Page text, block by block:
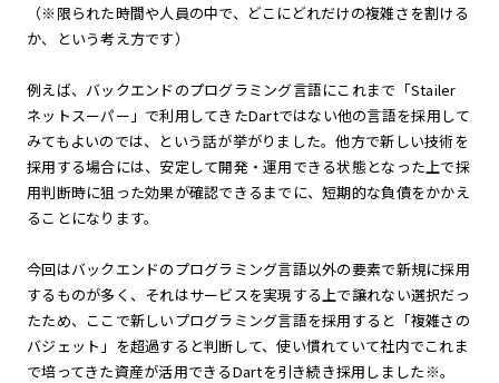
（※限られた時間や人員の中で、どこにどれだけの複雑さを割ける
か、という考え方です）
例えば、バックエンドのプログラミング言語にこれまで「Stailer
ネットスーパー」で利用してきたDartではない他の言語を採用して
みてもよいのでは、という話が挙がりました。他方で新しい技術を
採用する場合には、安定して開発・運用できる状態となった上で採
用判断時に狙った効果が確認できるまでに、短期的な負債をかかえ
ることになります。
今回はバックエンドのプログラミング言語以外の要素で新規に採用
するものが多く、それはサービスを実現する上で譲れない選択だっ
たため、ここで新しいプログラミング言語を採用すると「複雑さの
バジェット」を超過すると判断して、使い慣れていて社内でこれま
で培ってきた資産が活用できるDartを引き続き採用しました※。